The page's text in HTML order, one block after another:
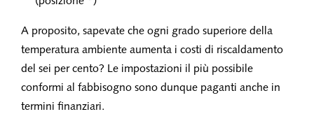
A proposito, sapevate che ogni grado superiore della
temperatura ambiente aumenta i costi di riscaldamento
del sei per cento? Le impostazioni il più possibile
conformi al fabbisogno sono dunque paganti anche in
termini finanziari.